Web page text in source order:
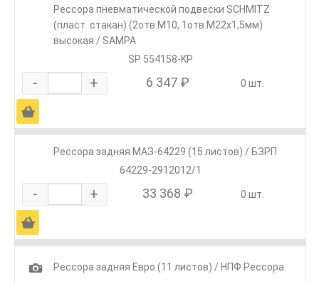
Рессора пневматической подвески SCHMITZ
(пласт. стакан) (2отв.M10, 1отв.M22х1,5мм)
высокая / SAMPA
SP 554158-KP
- + 6 347 ₽ 0 шт.
Ä
Рессора задняя МАЗ-64229 (15 листов) / БЗРП
64229-2912012/1
- + 33 368 ₽ 0 шт.
Ä
1
Рессора задняя Евро (11 листов) / НПФ Рессора